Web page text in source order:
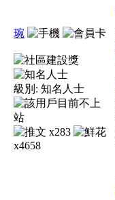
琬
級別: 知名人士
x283
x4658